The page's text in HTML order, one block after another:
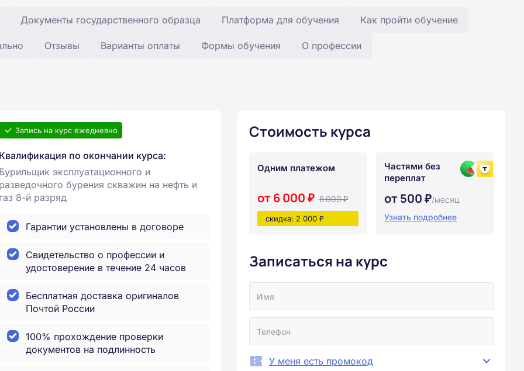
Документы государственного образца Платформа для обучения Как пройти обучение
Отзывы Варианты оплаты Формы обучения О профессии
Запись на курс ежедневно
Квалификация по окончании курса:
Бурильщик эксплуатационного и
разведочного бурения скважин на нефть и
газ 8-й разряд
Гарантии установлены в договоре
Свидетельство о профессии и
удостоверение в течение 24 часов
Бесплатная доставка оригиналов
Почтой России
100% прохождение проверки
документов на подлинность
Стоимость курса
Одним платежом
от 6 000 ₽ 8 000 ₽
скидка: 2 000 ₽
Частями без
переплат
от 500 ₽/месяц
Узнать подробнее
Записаться на курс
У меня есть промокод